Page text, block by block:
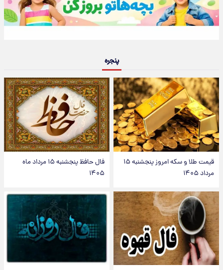
پنجره
قیمت طلا و سکه امروز پنجشنبه ۱۵
مرداد ۱۴۰۵
فال حافظ پنجشنبه ۱۵ مرداد ماه
۱۴۰۵